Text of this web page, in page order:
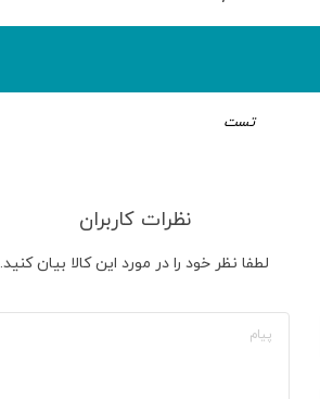
تست
نظرات کاربران
لطفا نظر خود را در مورد این کالا بیان کنید.